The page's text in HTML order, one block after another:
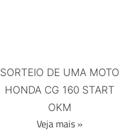
SORTEIO DE UMA MOTO
HONDA CG 160 START
OKM
Veja mais »